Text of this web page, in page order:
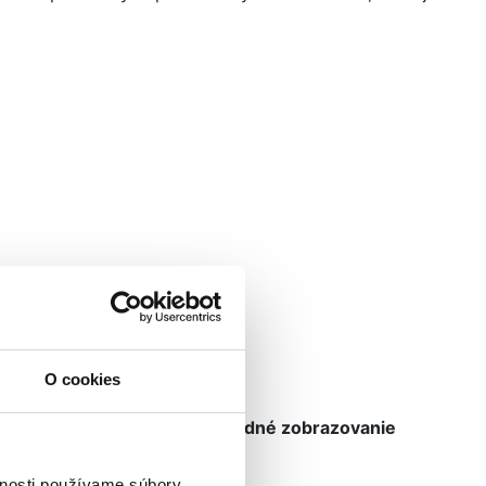
O cookies
aby sme
zabezpečili vhodné zobrazovanie